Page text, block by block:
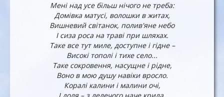
Мені над усе більш нічого не треба:
Домівка матусі, волошки в житах,
Вишневий світанок, полив'яне небо
І сиза роса на траві при шляхах.
Таке все тут миле, доступне і гідне –
Високі тополі і тихе село...
Таке сокровення, насущне і рідне,
Воно в мою душу навіки вросло.
Коралі калини і малини очі,